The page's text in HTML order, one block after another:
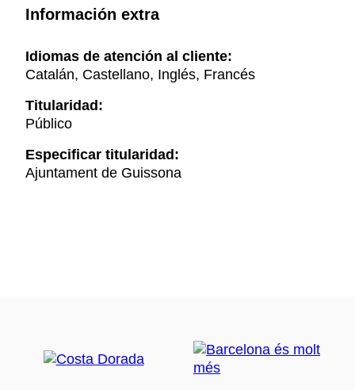
Información extra
Idiomas de atención al cliente:
Catalán, Castellano, Inglés, Francés
Titularidad:
Público
Especificar titularidad:
Ajuntament de Guissona